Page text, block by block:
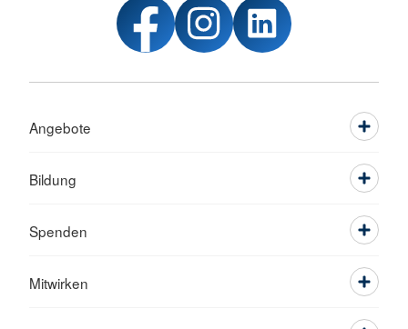
Angebote
Bildung
Spenden
Mitwirken